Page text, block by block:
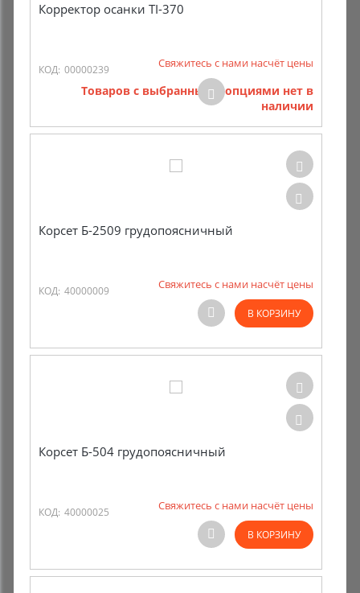
Корректор осанки TI-370
КОД: 00000239 Свяжитесь с нами насчёт цены
Товаров с выбранными опциями нет в
наличии
Корсет Б-2509 грудопоясничный
КОД: 40000009 Свяжитесь с нами насчёт цены
В КОРЗИНУ
Корсет Б-504 грудопоясничный
КОД: 40000025 Свяжитесь с нами насчёт цены
В КОРЗИНУ